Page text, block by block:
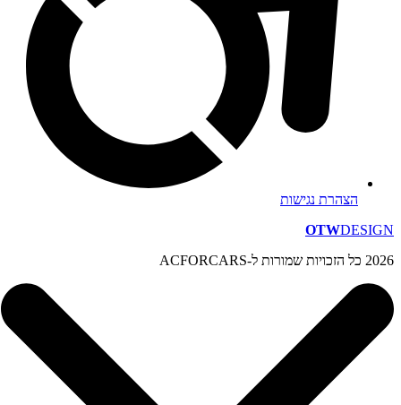
הצהרת נגישות
OTWDESIGN
2026 כל הזכויות שמורות ל-ACFORCARS